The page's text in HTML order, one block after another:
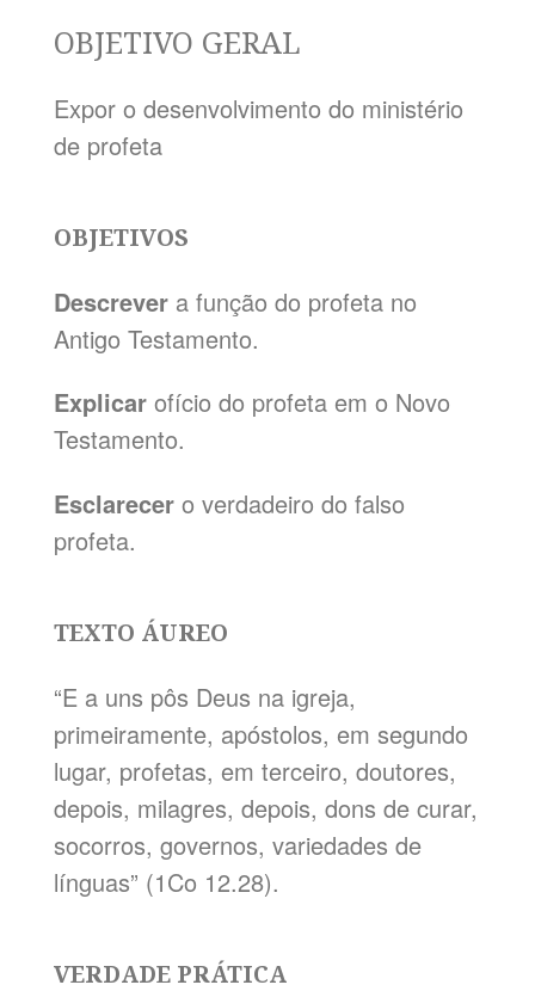
OBJETIVO GERAL
Expor o desenvolvimento do ministério
de profeta
OBJETIVOS
Descrever a função do profeta no
Antigo Testamento.
Explicarofício do profeta em o Novo
Testamento.
Esclarecer o verdadeiro do falso
profeta.
TEXTO ÁUREO
“E a uns pôs Deus na igreja,
primeiramente, apóstolos, em segundo
lugar, profetas, em terceiro, doutores,
depois, milagres, depois, dons de curar,
socorros, governos, variedades de
línguas” (1Co 12.28).
VERDADE PRÁTICA